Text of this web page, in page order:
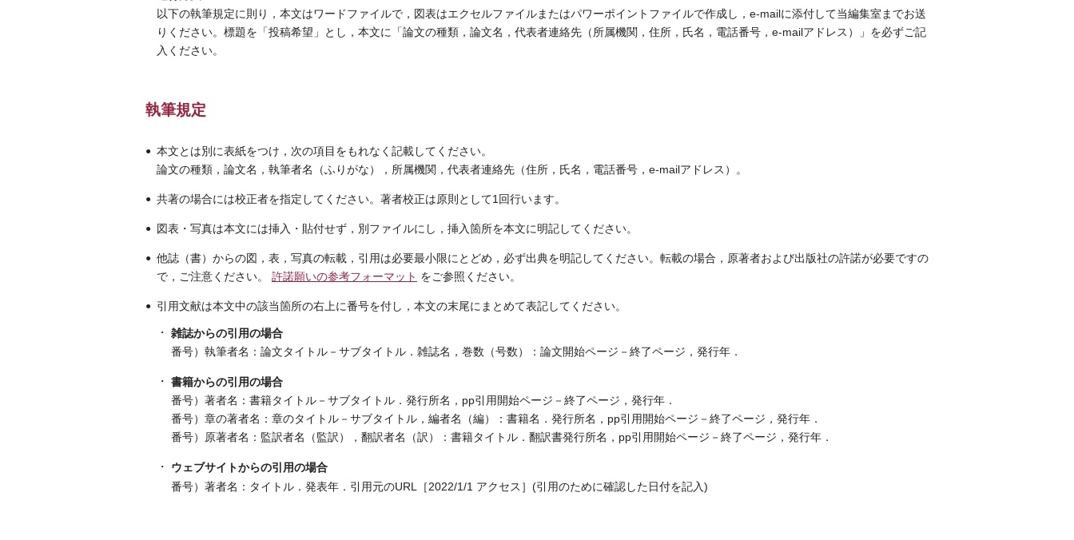
以下の執筆規定に則り，本文はワードファイルで，図表はエクセルファイルまたはパワーポイントファイルで作成し，e-mailに添付して当編集室までお送
りください。標題を「投稿希望」とし，本文に「論文の種類，論文名，代表者連絡先（所属機関，住所，氏名，電話番号，e-mailアドレス）」を必ずご記
入ください。
執筆規定
本文とは別に表紙をつけ，次の項目をもれなく記載してください。
論文の種類，論文名，執筆者名（ふりがな），所属機関，代表者連絡先（住所，氏名，電話番号，e-mailアドレス）。
共著の場合には校正者を指定してください。著者校正は原則として1回行います。
図表・写真は本文には挿入・貼付せず，別ファイルにし，挿入箇所を本文に明記してください。
他誌（書）からの図，表，写真の転載，引用は必要最小限にとどめ，必ず出典を明記してください。転載の場合，原著者および出版社の許諾が必要ですの
で，ご注意ください。 許諾願いの参考フォーマット をご参照ください。
引用文献は本文中の該当箇所の右上に番号を付し，本文の末尾にまとめて表記してください。
雑誌からの引用の場合
番号）執筆者名：論文タイトル－サブタイトル．雑誌名，巻数（号数）：論文開始ページ－終了ページ，発行年．
書籍からの引用の場合
番号）著者名：書籍タイトル－サブタイトル．発行所名，pp引用開始ページ－終了ページ，発行年．
番号）章の著者名：章のタイトル－サブタイトル，編者名（編）：書籍名．発行所名，pp引用開始ページ－終了ページ，発行年．
番号）原著者名：監訳者名（監訳），翻訳者名（訳）：書籍タイトル．翻訳書発行所名，pp引用開始ページ－終了ページ，発行年．
ウェブサイトからの引用の場合
番号）著者名：タイトル．発表年．引用元のURL［2022/1/1 アクセス］(引用のために確認した日付を記入)